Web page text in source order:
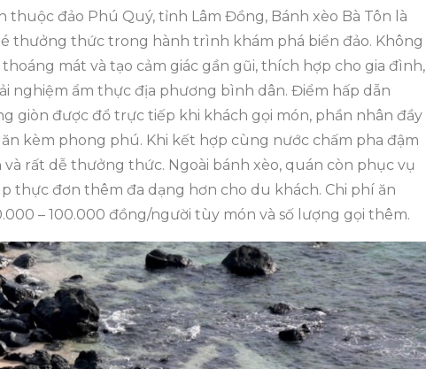
thuộc đảo Phú Quý, tỉnh Lâm Đồng, Bánh xèo Bà Tôn là
thưởng thức trong hành trình khám phá biển đảo. Không
mát và tạo cảm giác gần gũi, thích hợp cho gia đình,
nghiệm ẩm thực địa phương bình dân. Điểm hấp dẫn
giòn được đổ trực tiếp khi khách gọi món, phần nhân đầy
kèm phong phú. Khi kết hợp cùng nước chấm pha đậm
rất dễ thưởng thức. Ngoài bánh xèo, quán còn phục vụ
thực đơn thêm đa dạng hơn cho du khách. Chi phí ăn
– 100.000 đồng/người tùy món và số lượng gọi thêm.